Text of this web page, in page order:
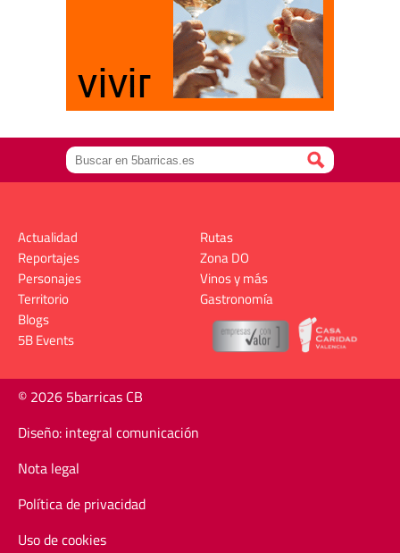
Actualidad
Reportajes
Personajes
Territorio
Rutas
Zona DO
Vinos y más
Gastronomía
Blogs
5B Events
© 2026 5barricas CB
Diseño: integral comunicación
Nota legal
Política de privacidad
Uso de cookies